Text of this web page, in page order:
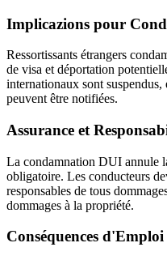
Implicazions pour
Ressortissants étrangers
de visa et déportation
internationaux sont
peuvent être notifiées.
Assurance et
La condamnation DUI annule
obligatoire. Les conducteurs
responsables de tous
dommages à la propriété.
Conséquences d'Emploi